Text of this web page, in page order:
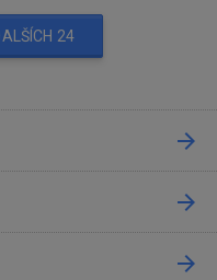
24